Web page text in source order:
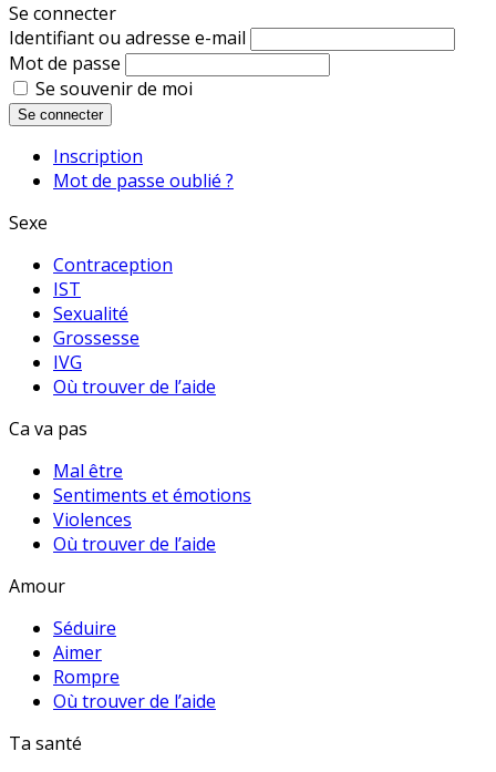
Se connecter
Identifiant ou adresse e-mail
Mot de passe
Se souvenir de moi
Se connecter
Inscription
Mot de passe oublié ?
Sexe
Contraception
IST
Sexualité
Grossesse
IVG
Où trouver de l’aide
Ca va pas
Mal être
Sentiments et émotions
Violences
Où trouver de l’aide
Amour
Séduire
Aimer
Rompre
Où trouver de l’aide
Ta santé